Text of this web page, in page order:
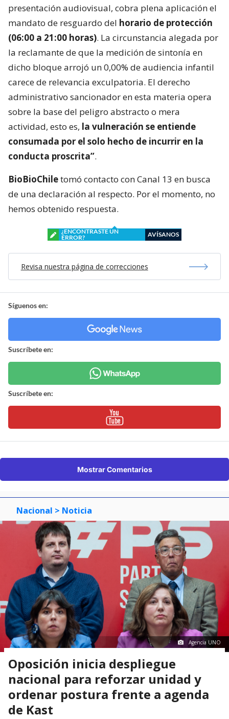
presentación audiovisual, cobra plena aplicación el
mandato de resguardo del horario de protección
(06:00 a 21:00 horas). La circunstancia alegada por
la reclamante de que la medición de sintonía en
dicho bloque arrojó un 0,00% de audiencia infantil
carece de relevancia exculpatoria. El derecho
administrativo sancionador en esta materia opera
sobre la base del peligro abstracto o mera
actividad, esto es, la vulneración se entiende
consumada por el solo hecho de incurrir en la
conducta proscrita”.
BioBioChiletomó contacto con Canal 13 en busca
de una declaración al respecto. Por el momento, no
hemos obtenido respuesta.
¿ENCONTRASTE UN
ERROR?
AVÍSANOS
Revisa nuestra página de correcciones
Síguenos en:
Suscríbete en:
Suscríbete en:
Mostrar Comentarios
Nacional > Noticia
Agencia UNO
Oposición inicia despliegue
nacional para reforzar unidad y
ordenar postura frente a agenda
de Kast